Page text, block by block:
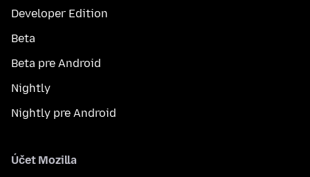
Developer Edition
Beta
Beta pre Android
Nightly
Nightly pre Android
Účet Mozilla